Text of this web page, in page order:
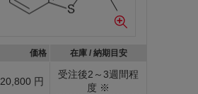
価格 在庫 / 納期目安
20,800 円
受注後2～3週間程
度 ※